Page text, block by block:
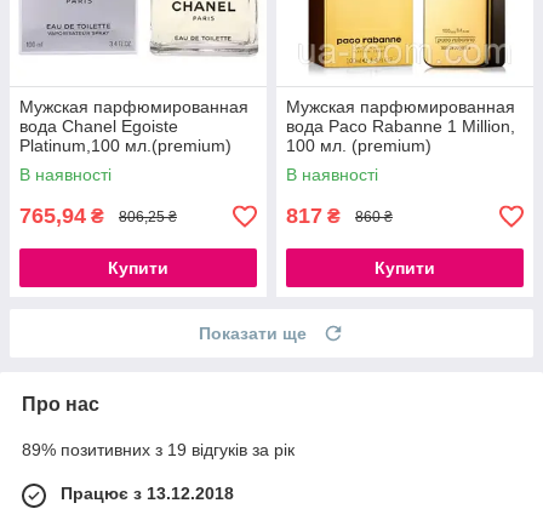
Мужская парфюмированная
вода Chanel Egoiste
Platinum,100 мл.(premium)
В наявності
765,94 ₴ 806,25 ₴
Купити
Мужская парфюмированная
вода Paco Rabanne 1 Million,
100 мл. (premium)
В наявності
817 ₴ 860 ₴
Купити
Показати ще
Про нас
89% позитивних з 19 відгуків за рік
Працює з 13.12.2018